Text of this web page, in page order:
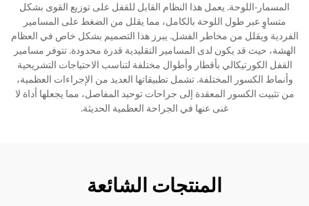
المسمار-اللوحة. يعمل هذا النظام القابل للقفل على توزيع القوى بشكل
متساوٍ عبر طول اللوحة بالكامل، مما يقلل من الضغط على المسامير
الفردية ويقلل من مخاطر الفشل. يبرز هذا التصميم بشكل خاص في العظام
الهشة، حيث قد يكون لدى المسامير التقليدية قدرة محدودة. تتوفر مسامير
القفل الكورتيكالي بأقطار وأطوال مختلفة لتناسب الاحتياجات التشريحية
وأنماط الكسور المختلفة. تشمل تطبيقاتها العديد من الإجراءات العظمية،
من تثبيت الكسور المعقدة إلى جراحات توحيد المفاصل، مما يجعلها أداة لا
غنى عنها في الجراحة العظمية الحديثة.
المنتجات الشائعة